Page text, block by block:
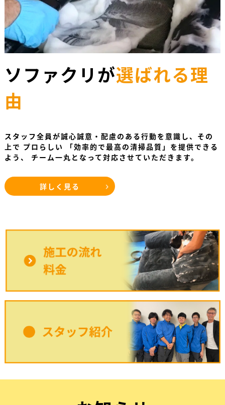
ソファクリが選ばれる理
由
スタッフ全員が誠心誠意・配慮のある行動を意識し、その
上で プロらしい 「効率的で最高の清掃品質」を提供できる
よう、 チーム一丸となって対応させていただきます。
詳しく見る